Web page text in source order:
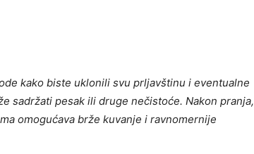
kako biste uklonili svu prljavštinu i eventualne
sadržati pesak ili druge nečistoće. Nakon pranja,
omogućava brže kuvanje i ravnomernije